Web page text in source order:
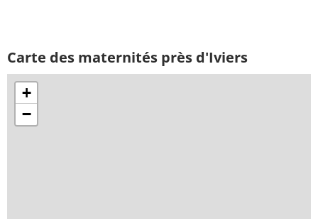
Carte des maternités près d'Iviers
+
−